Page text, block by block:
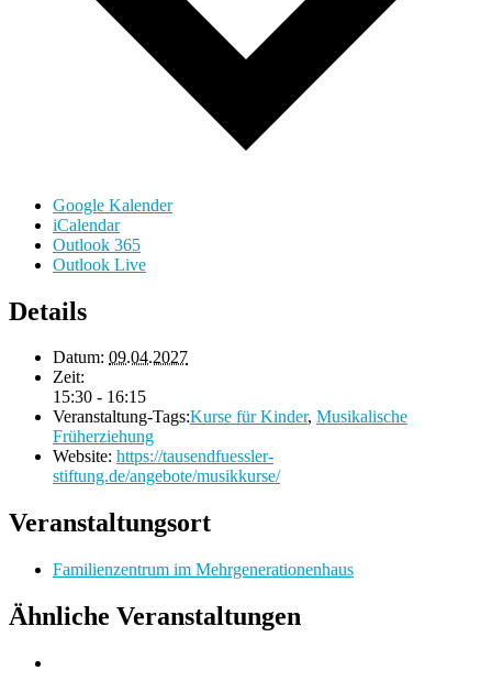
Google Kalender
iCalendar
Outlook 365
Outlook Live
Details
Datum: 09.04.2027
Zeit:
15:30 - 16:15
Veranstaltung-Tags:Kurse für Kinder, Musikalische
Früherziehung
Website: https://tausendfuessler-
stiftung.de/angebote/musikkurse/
Veranstaltungsort
Familienzentrum im Mehrgenerationenhaus
Ähnliche Veranstaltungen